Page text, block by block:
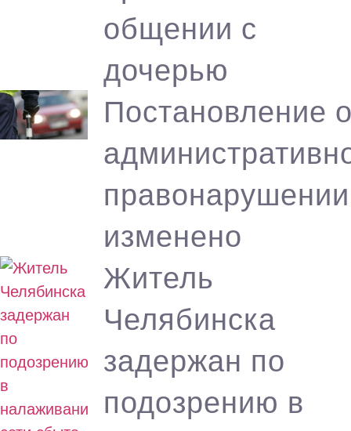
общении с
дочерью
Постановление
правонарушении
изменено
Житель
Челябинска
задержан по
подозрению в